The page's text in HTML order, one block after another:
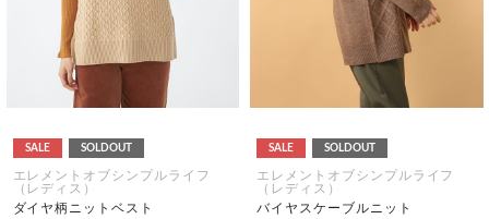
SALE SOLDOUT
エレメントオブシンプルライフ
（レディス）
ダイヤ柄ニットベスト
SALE SOLDOUT
エレメントオブシンプルライフ
（レディス）
バイヤスケーブルニット